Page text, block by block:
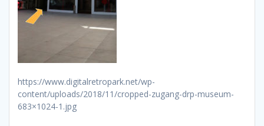
https://www.digitalretropark.net/wp-
content/uploads/2018/11/cropped-zugang-drp-museum-
683×1024-1.jpg